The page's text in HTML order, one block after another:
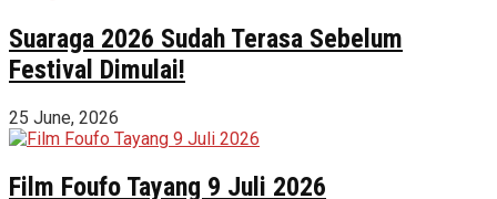
Suaraga 2026 Sudah Terasa Sebelum
Festival Dimulai!
25 June, 2026
Film Foufo Tayang 9 Juli 2026